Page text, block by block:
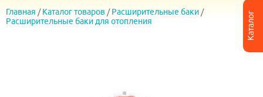
Каталог
Главная / Каталог товаров / Расширительные баки /
Расширительные баки для отопления